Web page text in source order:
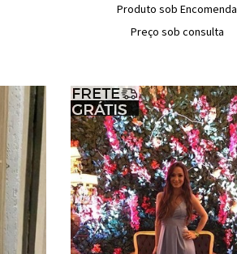
Produto sob Encomenda
Preço sob consulta